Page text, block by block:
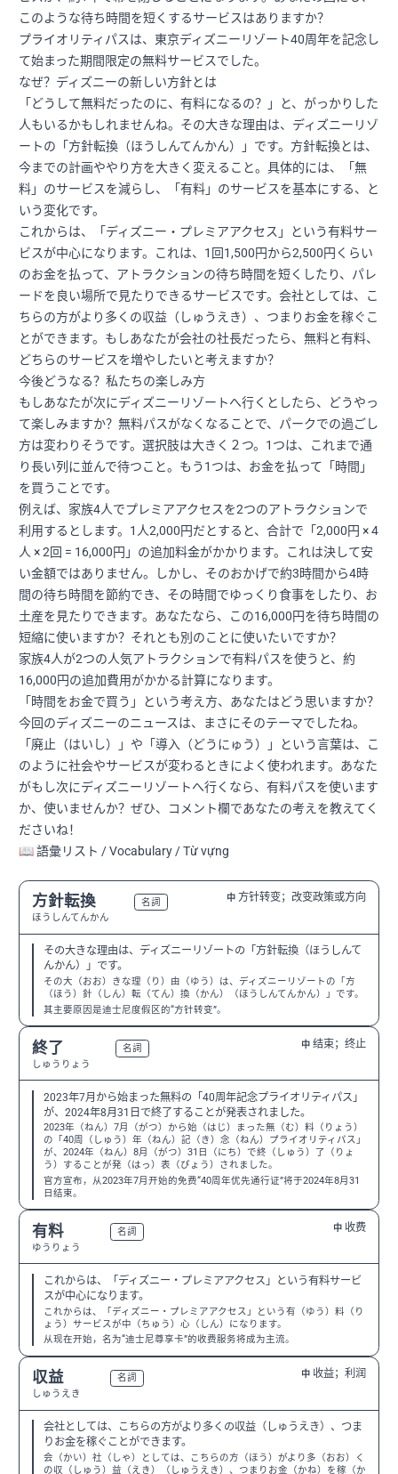
このような待ち時間を短くするサービスはありますか？
プライオリティパスは、東京ディズニーリゾート40周年を記念し
て始まった期間限定の無料サービスでした。
なぜ？ディズニーの新しい方針とは
「どうして無料だったのに、有料になるの？」と、がっかりした
人もいるかもしれませんね。その大きな理由は、ディズニーリゾ
ートの「方針転換（ほうしんてんかん）」です。方針転換とは、
今までの計画ややり方を大きく変えること。具体的には、「無
料」のサービスを減らし、「有料」のサービスを基本にする、と
いう変化です。
これからは、「ディズニー・プレミアアクセス」という有料サー
ビスが中心になります。これは、1回1,500円から2,500円くらい
のお金を払って、アトラクションの待ち時間を短くしたり、パレ
ードを良い場所で見たりできるサービスです。会社としては、こ
ちらの方がより多くの収益（しゅうえき）、つまりお金を稼ぐこ
とができます。もしあなたが会社の社長だったら、無料と有料、
どちらのサービスを増やしたいと考えますか？
今後どうなる？私たちの楽しみ方
もしあなたが次にディズニーリゾートへ行くとしたら、どうやっ
て楽しみますか？無料パスがなくなることで、パークでの過ごし
方は変わりそうです。選択肢は大きく２つ。1つは、これまで通
り長い列に並んで待つこと。もう1つは、お金を払って「時間」
を買うことです。
例えば、家族4人でプレミアアクセスを2つのアトラクションで
利用するとします。1人2,000円だとすると、合計で「2,000円 × 4
人 × 2回 = 16,000円」の追加料金がかかります。これは決して安
い金額ではありません。しかし、そのおかげで約3時間から4時
間の待ち時間を節約でき、その時間でゆっくり食事をしたり、お
土産を見たりできます。あなたなら、この16,000円を待ち時間の
短縮に使いますか？それとも別のことに使いたいですか？
家族4人が2つの人気アトラクションで有料パスを使うと、約
16,000円の追加費用がかかる計算になります。
「時間をお金で買う」という考え方、あなたはどう思いますか？
今回のディズニーのニュースは、まさにそのテーマでしたね。
「廃止（はいし）」や「導入（どうにゅう）」という言葉は、こ
のように社会やサービスが変わるときによく使われます。あなた
がもし次にディズニーリゾートへ行くなら、有料パスを使います
か、使いませんか？ぜひ、コメント欄であなたの考えを教えてく
ださいね！
📖 語彙リスト / Vocabulary / Từ vựng
方針転換
ほうしんてんかん
名詞 中 方针转变；改变政策或方向
その大きな理由は、ディズニーリゾートの「方針転換（ほうしんて
んかん）」です。
その大（おお）きな理（り）由（ゆう）は、ディズニーリゾートの「方
（ほう）針（しん）転（てん）換（かん）（ほうしんてんかん）」です。
其主要原因是迪士尼度假区的“方针转变”。
終了
しゅうりょう
名詞 中 结束；终止
2023年7月から始まった無料の「40周年記念プライオリティパス」
が、2024年8月31日で終了することが発表されました。
2023年（ねん）7月（がつ）から始（はじ）まった無（む）料（りょう）
の「40周（しゅう）年（ねん）記（き）念（ねん）プライオリティパス」
が、2024年（ねん）8月（がつ）31日（にち）で終（しゅう）了（りょ
う）することが発（はっ）表（ぴょう）されました。
官方宣布，从2023年7月开始的免费“40周年优先通行证”将于2024年8月31
日结束。
有料
ゆうりょう
名詞 中 收费
これからは、「ディズニー・プレミアアクセス」という有料サービ
スが中心になります。
これからは、「ディズニー・プレミアアクセス」という有（ゆう）料（り
ょう）サービスが中（ちゅう）心（しん）になります。
从现在开始，名为“迪士尼尊享卡”的收费服务将成为主流。
収益
しゅうえき
名詞 中 收益；利润
会社としては、こちらの方がより多くの収益（しゅうえき）、つま
りお金を稼ぐことができます。
会（かい）社（しゃ）としては、こちらの方（ほう）がより多（おお）く
の収（しゅう）益（えき）（しゅうえき）、つまりお金（かね）を稼（か